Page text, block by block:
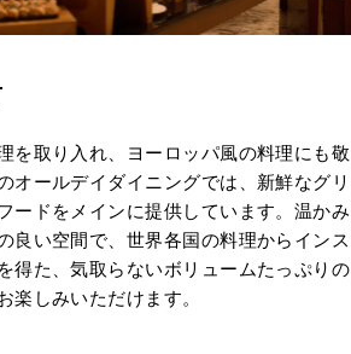
を取り入れ、ヨーロッパ風の料理にも敬
オールデイダイニングでは、新鮮なグリ
ードをメインに提供しています。温かみ
良い空間で、世界各国の料理からインス
得た、気取らないボリュームたっぷりの
楽しみいただけます。